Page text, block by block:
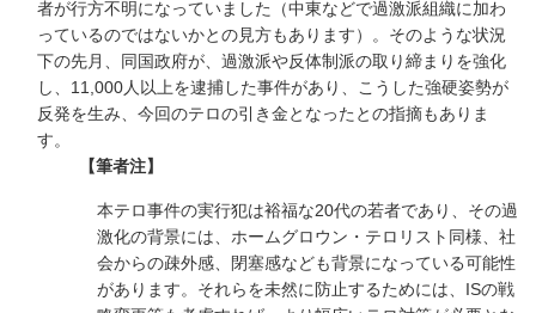
者が行方不明になっていました（中東などで過激派組織に加わ
っているのではないかとの見方もあります）。そのような状況
下の先月、同国政府が、過激派や反体制派の取り締まりを強化
し、11,000人以上を逮捕した事件があり、こうした強硬姿勢が
反発を生み、今回のテロの引き金となったとの指摘もありま
す。
【筆者注】
本テロ事件の実行犯は裕福な20代の若者であり、その過
激化の背景には、ホームグロウン・テロリスト同様、社
会からの疎外感、閉塞感なども背景になっている可能性
があります。それらを未然に防止するためには、ISの戦